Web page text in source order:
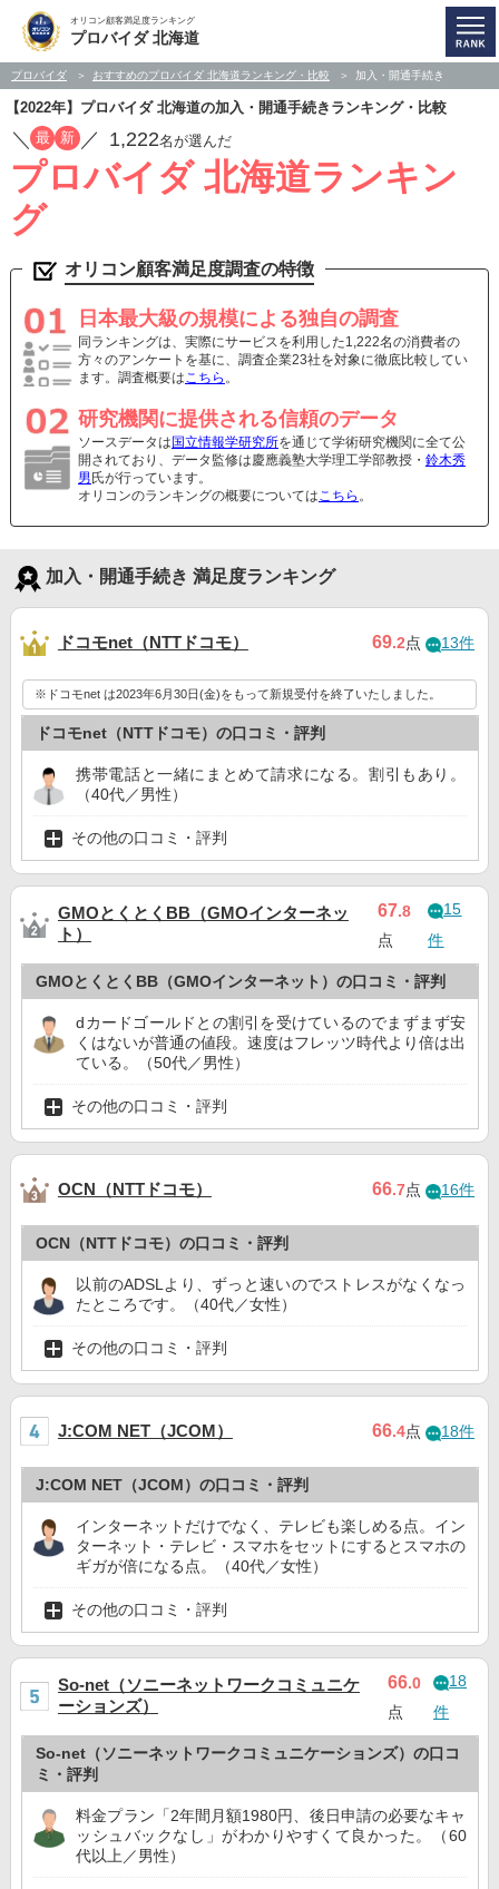
オリコン顧客満足度ランキング
プロバイダ 北海道
プロバイダ おすすめのプロバイダ 北海道ランキング・比較 加入・開通手続き
【2022年】プロバイダ 北海道の加入・開通手続きランキング・比較
／ 最 新 ／ 1,222名が選んだ
プロバイダ 北海道ランキン
グ
オリコン顧客満足度調査の特徴
日本最大級の規模による独自の調査
同ランキングは、実際にサービスを利用した1,222名の消費者の
方々のアンケートを基に、調査企業23社を対象に徹底比較してい
ます。調査概要はこちら 。
研究機関に提供される信頼のデータ
ソースデータは 国立情報学研究所を通じて学術研究機関に全て公
開されており、データ監修は慶應義塾大学理工学部教授・ 鈴木秀
男 氏が行っています。
オリコンのランキングの概要についてはこちら 。
加入・開通手続き 満足度ランキング
ドコモnet（NTTドコモ） 69.2点 13件
※ドコモnet は2023年6月30日(金)をもって新規受付を終了いたしました。
ドコモnet（NTTドコモ）の口コミ・評判
携帯電話と一緒にまとめて請求になる。割引もあり。
（40代／男性）
その他の口コミ・評判
GMOとくとくBB（GMOインターネッ
ト）
67.8
点
15
件
GMOとくとくBB（GMOインターネット）の口コミ・評判
dカードゴールドとの割引を受けているのでまずまず安
くはないが普通の値段。速度はフレッツ時代より倍は出
ている。（50代／男性）
その他の口コミ・評判
OCN（NTTドコモ） 66.7点 16件
OCN（NTTドコモ）の口コミ・評判
以前のADSLより、ずっと速いのでストレスがなくなっ
たところです。（40代／女性）
その他の口コミ・評判
J:COM NET（JCOM） 66.4点 18件
J:COM NET（JCOM）の口コミ・評判
インターネットだけでなく、テレビも楽しめる点。イン
ターネット・テレビ・スマホをセットにするとスマホの
ギガが倍になる点。（40代／女性）
その他の口コミ・評判
So-net（ソニーネットワークコミュニケ
ーションズ）
66.0
点
18
件
So-net（ソニーネットワークコミュニケーションズ）の口コ
ミ・評判
料金プラン「2年間月額1980円、後日申請の必要なキャ
ッシュバックなし」がわかりやすくて良かった。（60
代以上／男性）